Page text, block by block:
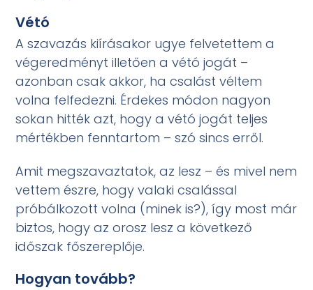
Vétó
A szavazás kiírásakor ugye felvetettem a
végeredményt illetően a vétó jogát –
azonban csak akkor, ha csalást véltem
volna felfedezni. Érdekes módon nagyon
sokan hitték azt, hogy a vétó jogát teljes
mértékben fenntartom – szó sincs erről.
Amit megszavaztatok, az lesz – és mivel nem
vettem észre, hogy valaki csalással
próbálkozott volna (minek is?), így most már
biztos, hogy az orosz lesz a következő
időszak főszereplője.
Hogyan tovább?